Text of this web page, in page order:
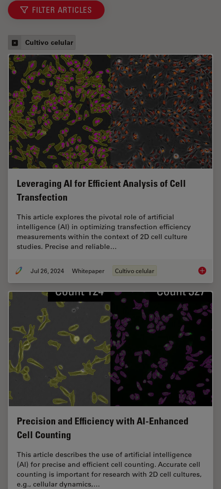
FILTER ARTICLES
Cultivo celular
Leveraging AI for Efficient Analysis of Cell
Transfection
This article explores the pivotal role of artificial
intelligence (AI) in optimizing transfection efficiency
measurements within the context of 2D cell culture
studies. Precise and reliable…
Jul 26, 2024 Whitepaper Cultivo celular
Precision and Efficiency with AI-Enhanced
Cell Counting
This article describes the use of artificial intelligence
(AI) for precise and efficient cell counting. Accurate cell
counting is important for research with 2D cell cultures,
e.g., cellular dynamics,…